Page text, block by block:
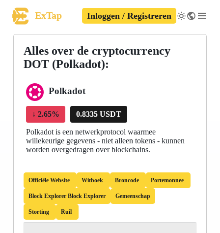
ExTap Inloggen / Registreren
Alles over de cryptocurrency
DOT (Polkadot):
Polkadot
↓ 2.65% 0.8335 USDT
Polkadot is een netwerkprotocol waarmee
willekeurige gegevens - niet alleen tokens - kunnen
worden overgedragen over blockchains.
Officiële Website Witboek Broncode Portemonnee
Block Explorer Block Explorer Gemeenschap
Storting Ruil